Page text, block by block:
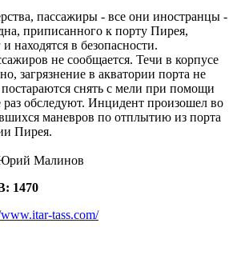
пассажиры - все они иностранцы -
приписанного к порту Пирея,
находятся в безопасности.
не сообщается. Течи в корпусе
загрязнение в акватории порта не
снять с мели при помощи
раз обследуют. Инцидент произошел во
маневров по отплытию из порта
Пирея.
Малинов
1470
tass.com/